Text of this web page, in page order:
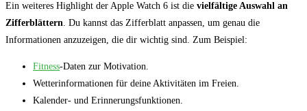
Ein weiteres Highlight der Apple Watch 6 ist die vielfältige Auswahl an⁣
Zifferblättern.‌ Du kannst das Zifferblatt anpassen, um genau‌ die
Informationen⁣ anzuzeigen, die dir wichtig sind. Zum Beispiel:
Fitness-Daten zur Motivation.
Wetterinformationen für deine Aktivitäten im Freien.
Kalender- und Erinnerungsfunktionen.